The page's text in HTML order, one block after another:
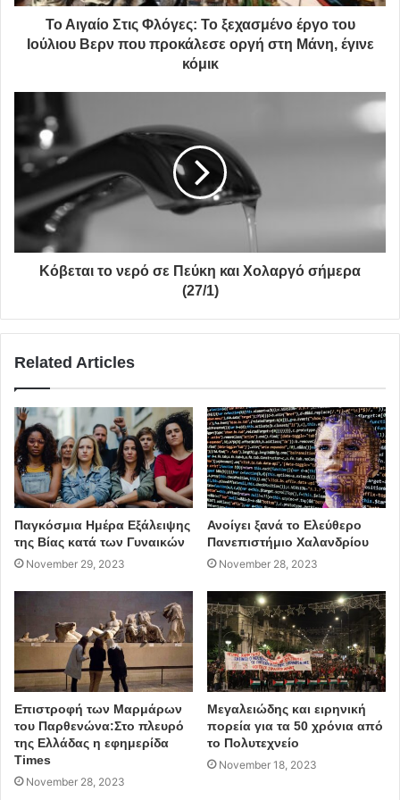
Το Αιγαίο Στις Φλόγες: Το ξεχασμένο έργο του
Ιούλιου Βερν που προκάλεσε οργή στη Μάνη, έγινε
κόμικ
Κόβεται το νερό σε Πεύκη και Χολαργό σήμερα
(27/1)
Related Articles
Παγκόσμια Ημέρα Εξάλειψης
της Βίας κατά των Γυναικών
November 29, 2023
Ανοίγει ξανά το Ελεύθερο
Πανεπιστήμιο Χαλανδρίου
November 28, 2023
Επιστροφή των Μαρμάρων
του Παρθενώνα:Στο πλευρό
της Ελλάδας η εφημερίδα
Times
November 28, 2023
Μεγαλειώδης και ειρηνική
πορεία για τα 50 χρόνια από
το Πολυτεχνείο
November 18, 2023